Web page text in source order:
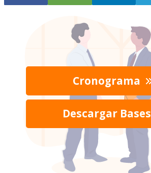
Cronograma
Descargar Bases